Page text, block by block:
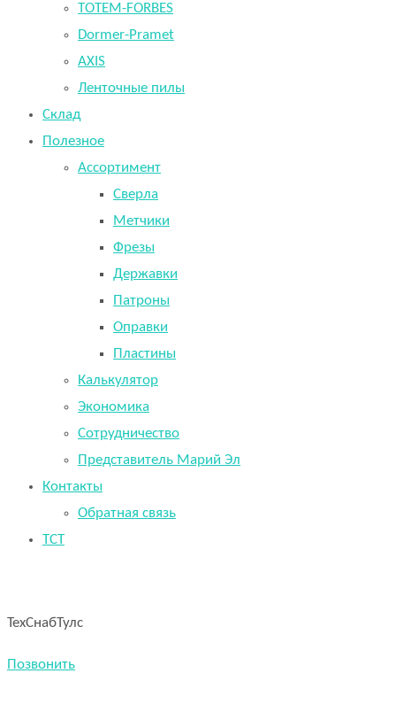
TOTEM-FORBES
Dormer-Pramet
AXIS
Ленточные пилы
Склад
Полезное
Ассортимент
Сверла
Метчики
Фрезы
Державки
Патроны
Оправки
Пластины
Калькулятор
Экономика
Сотрудничество
Представитель Марий Эл
Контакты
Обратная связь
TCT
ТехСнабТулс
Позвонить